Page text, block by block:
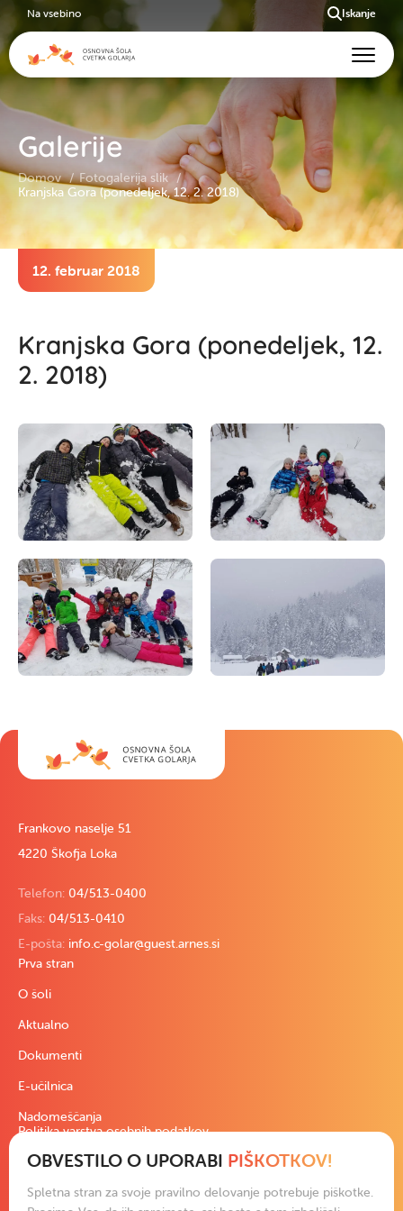
Galerije
Domov
Fotogalerija slik
Kranjska Gora (ponedeljek, 12. 2. 2018)
12. februar 2018
Kranjska Gora (ponedeljek, 12.
2. 2018)
Frankovo naselje 51
4220 Škofja Loka
Telefon: 04/513-0400
Faks: 04/513-0410
E-pošta: info.c-golar@guest.arnes.si
Prva stran
O šoli
Aktualno
Dokumenti
E-učilnica
Nadomeščanja
Politika varstva osebnih podatkov
Pravno besedilo
Izjava o dostopnosti
OBVESTILO O UPORABI PIŠKOTKOV!
Spletna stran za svoje pravilno delovanje potrebuje piškotke.
Na vsebino Iskanje